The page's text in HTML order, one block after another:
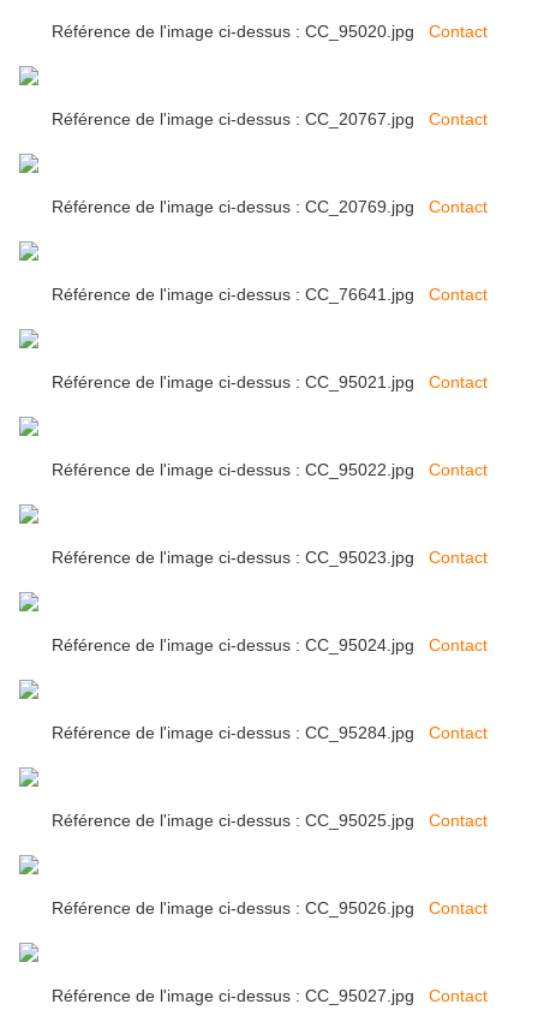
Référence de l'image ci-dessus : CC_95020.jpg Contact
Référence de l'image ci-dessus : CC_20767.jpg Contact
Référence de l'image ci-dessus : CC_20769.jpg Contact
Référence de l'image ci-dessus : CC_76641.jpg Contact
Référence de l'image ci-dessus : CC_95021.jpg Contact
Référence de l'image ci-dessus : CC_95022.jpg Contact
Référence de l'image ci-dessus : CC_95023.jpg Contact
Référence de l'image ci-dessus : CC_95024.jpg Contact
Référence de l'image ci-dessus : CC_95284.jpg Contact
Référence de l'image ci-dessus : CC_95025.jpg Contact
Référence de l'image ci-dessus : CC_95026.jpg Contact
Référence de l'image ci-dessus : CC_95027.jpg Contact